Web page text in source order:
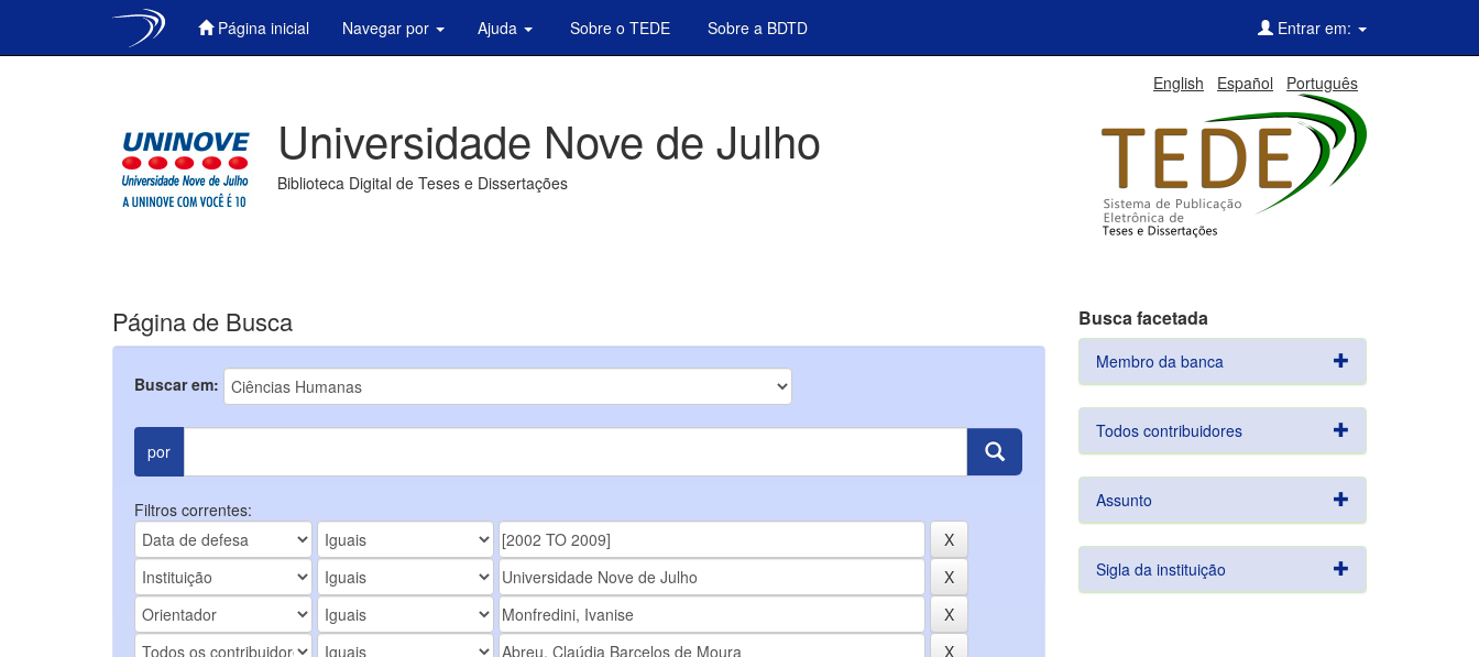
Página inicial Navegar por Ajuda Sobre o TEDE Sobre a BDTD Entrar em:
English Español Português
Universidade Nove de Julho
Biblioteca Digital de Teses e Dissertações
Página de Busca
Buscar em:
por
Filtros correntes:
Busca facetada
Membro da banca
Todos contribuidores
Assunto
Sigla da instituição